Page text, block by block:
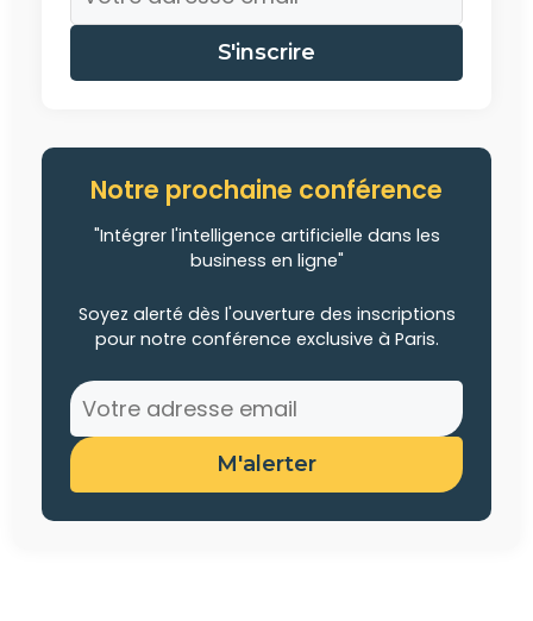
S'inscrire
Notre prochaine conférence
"Intégrer l'intelligence artificielle dans les
business en ligne"
Soyez alerté dès l'ouverture des inscriptions
pour notre conférence exclusive à Paris.
M'alerter